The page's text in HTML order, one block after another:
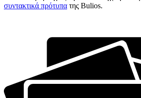
συντακτικά πρότυπα της Bulios.